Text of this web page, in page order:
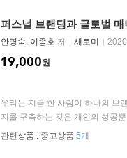
퍼스널 브랜딩과 글로벌 매
안명숙, 이종호 저 새로미
19,000원
우리는 지금 한 사람이 하나의 브
지를 구축하는 것은 개인의 성공
관련상품 : 중고상품 5개